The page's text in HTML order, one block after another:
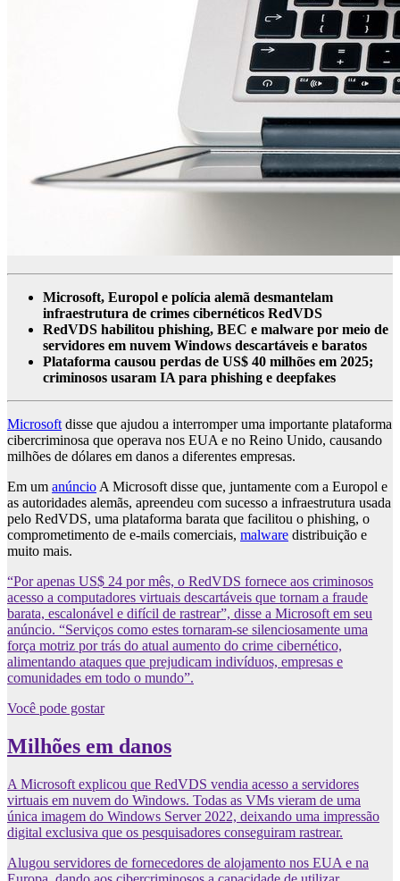
Microsoft, Europol e polícia alemã desmantelam
infraestrutura de crimes cibernéticos RedVDS
RedVDS habilitou phishing, BEC e malware por meio de
servidores em nuvem Windows descartáveis ​​e baratos
Plataforma causou perdas de US$ 40 milhões em 2025;
criminosos usaram IA para phishing e deepfakes
Microsoftdisse que ajudou a interromper uma importante plataforma
cibercriminosa que operava nos EUA e no Reino Unido, causando
milhões de dólares em danos a diferentes empresas.
Em um anúncioA Microsoft disse que, juntamente com a Europol e
as autoridades alemãs, apreendeu com sucesso a infraestrutura usada
pelo RedVDS, uma plataforma barata que facilitou o phishing, o
comprometimento de e-mails comerciais, malware distribuição e
muito mais.
“Por apenas US$ 24 por mês, o RedVDS fornece aos criminosos
acesso a computadores virtuais descartáveis ​​que tornam a fraude
barata, escalonável e difícil de rastrear”, disse a Microsoft em seu
anúncio. “Serviços como estes tornaram-se silenciosamente uma
força motriz por trás do atual aumento do crime cibernético,
alimentando ataques que prejudicam indivíduos, empresas e
comunidades em todo o mundo”.
Você pode gostar
Milhões em danos
A Microsoft explicou que RedVDS vendia acesso a servidores
virtuais em nuvem do Windows. Todas as VMs vieram de uma
única imagem do Windows Server 2022, deixando uma impressão
digital exclusiva que os pesquisadores conseguiram rastrear.
Alugou servidores de fornecedores de alojamento nos EUA e na